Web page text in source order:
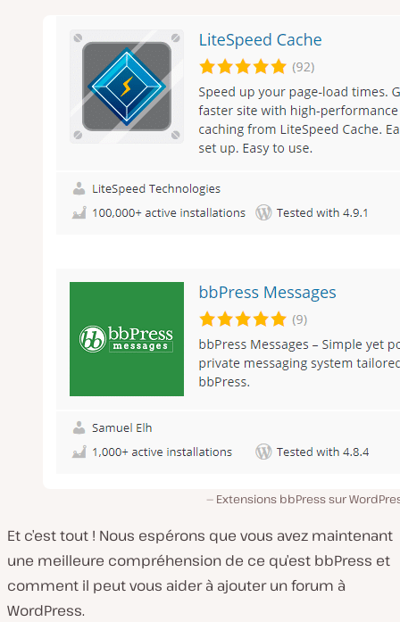
Extensions bbPress sur
Et c’est tout ! Nous espérons que vous avez maintenant
une meilleure compréhension de ce qu’est bbPress et
comment il peut vous aider à ajouter un forum à
WordPress.